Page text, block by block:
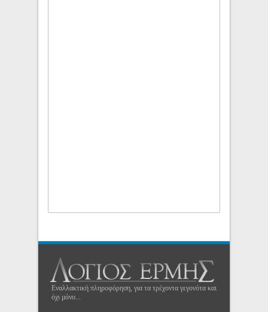
Εναλλακτική πληροφόρηση, για τα τρέχοντα γεγονότα και
όχι μόνο...